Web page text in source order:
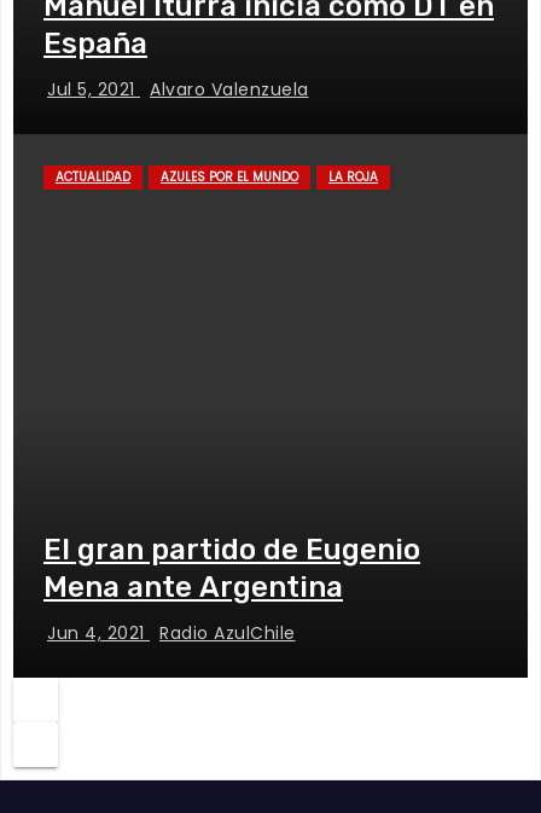
España
Jul 5, 2021 Alvaro Valenzuela
ACTUALIDAD AZULES POR EL MUNDO LA ROJA
El gran partido de Eugenio
Mena ante Argentina
Jun 4, 2021 Radio AzulChile